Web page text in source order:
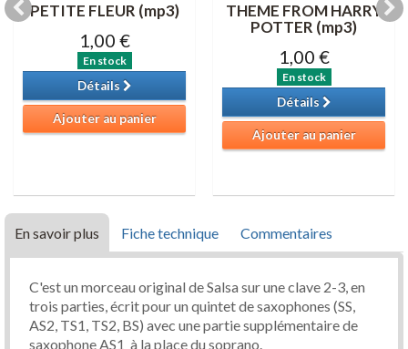
PETITE FLEUR (mp3)
1,00 €
En stock
Détails
Ajouter au panier
THEME FROM HARRY
POTTER (mp3)
1,00 €
En stock
Détails
Ajouter au panier
En savoir plus Fiche technique Commentaires
C'est un morceau original de Salsa sur une clave 2-3, en
trois parties, écrit pour un quintet de saxophones (SS,
AS2, TS1, TS2, BS) avec une partie supplémentaire de
saxophone AS1 à la place du soprano.